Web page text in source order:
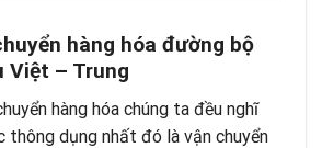
hàng hóa đường bộ
Việt – Trung
hàng hóa chúng ta đều nghĩ
thông dụng nhất đó là vận chuyển